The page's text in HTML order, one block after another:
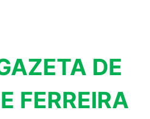
DE
FERREIRA